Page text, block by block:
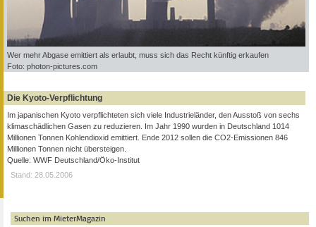
Wer mehr Abgase emittiert als erlaubt, muss sich das Recht künftig erkaufen
Foto: photon-pictures.com
Die Kyoto-Verpflichtung
Im japanischen Kyoto verpflichteten sich viele Industrieländer, den Ausstoß von sechs
klimaschädlichen Gasen zu reduzieren. Im Jahr 1990 wurden in Deutschland 1014
Millionen Tonnen Kohlendioxid emittiert. Ende 2012 sollen die CO2-Emissionen 846
Millionen Tonnen nicht übersteigen.
Quelle: WWF Deutschland/Öko-Institut
Stand: 28.05.2006
Suchen im MieterMagazin